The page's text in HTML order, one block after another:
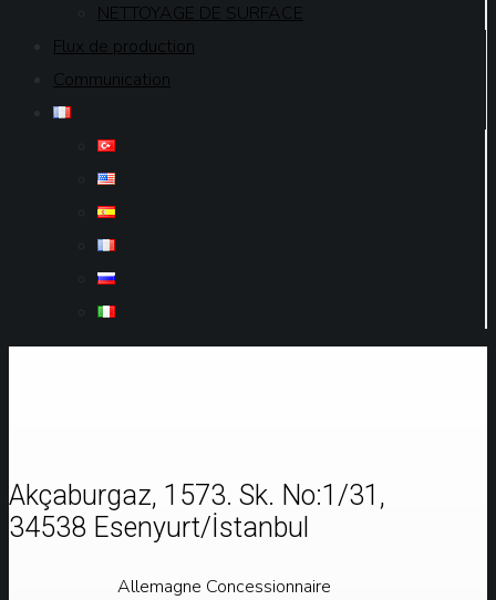
NETTOYAGE DE SURFACE
Flux de production
Communication
Akçaburgaz, 1573. Sk. No:1/31,
34538 Esenyurt/İstanbul
Allemagne Concessionnaire